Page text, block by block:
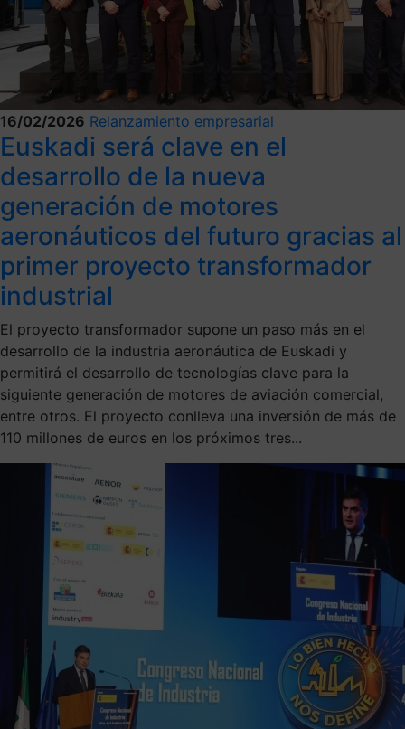
16/02/2026 Relanzamiento empresarial
Euskadi será clave en el
desarrollo de la nueva
generación de motores
aeronáuticos del futuro gracias al
primer proyecto transformador
industrial
El proyecto transformador supone un paso más en el
desarrollo de la industria aeronáutica de Euskadi y
permitirá el desarrollo de tecnologías clave para la
siguiente generación de motores de aviación comercial,
entre otros. El proyecto conlleva una inversión de más de
110 millones de euros en los próximos tres...